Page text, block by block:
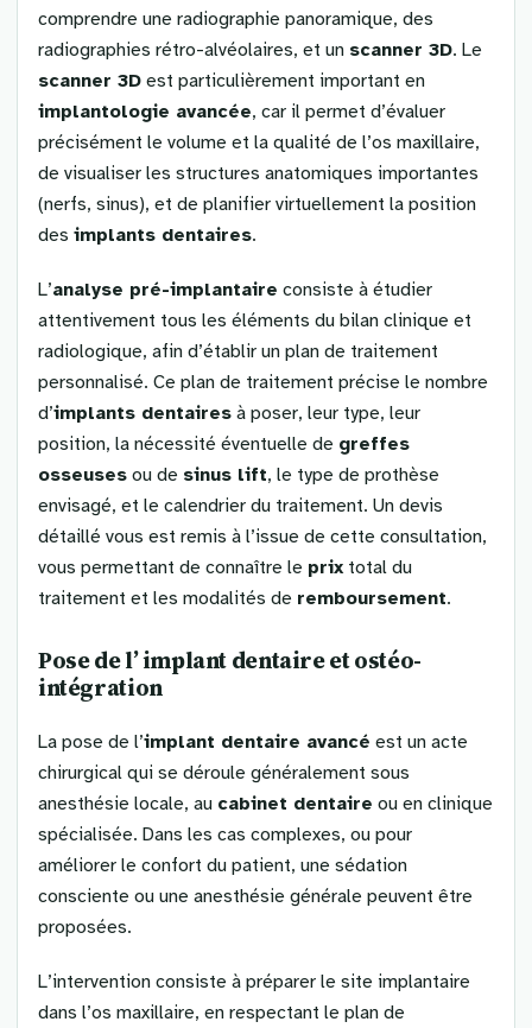
comprendre une radiographie panoramique, des
radiographies rétro-alvéolaires, et un scanner 3D. Le
scanner 3D est particulièrement important en
implantologie avancée, car il permet d’évaluer
précisément le volume et la qualité de l’os maxillaire,
de visualiser les structures anatomiques importantes
(nerfs, sinus), et de planifier virtuellement la position
des implants dentaires.
L’analyse pré-implantaire consiste à étudier
attentivement tous les éléments du bilan clinique et
radiologique, afin d’établir un plan de traitement
personnalisé. Ce plan de traitement précise le nombre
d’implants dentaires à poser, leur type, leur
position, la nécessité éventuelle de greffes
osseuses ou de sinus lift, le type de prothèse
envisagé, et le calendrier du traitement. Un devis
détaillé vous est remis à l’issue de cette consultation,
vous permettant de connaître le prix total du
traitement et les modalités de remboursement.
Pose de l’implant dentaireetostéo-
intégration
La pose de l’implant dentaire avancé est un acte
chirurgical qui se déroule généralement sous
anesthésie locale, au cabinet dentaire ou en clinique
spécialisée. Dans les cas complexes, ou pour
améliorer le confort du patient, une sédation
consciente ou une anesthésie générale peuvent être
proposées.
L’intervention consiste à préparer le site implantaire
dans l’os maxillaire, en respectant le plan de